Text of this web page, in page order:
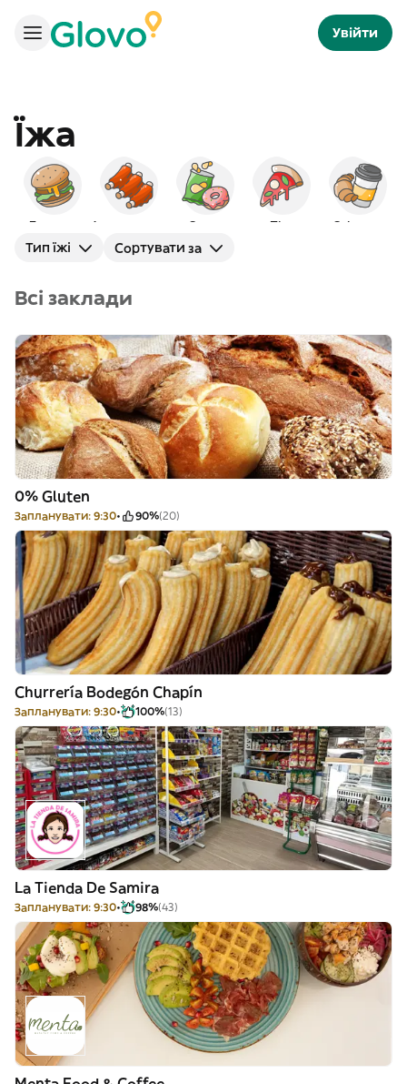
Увійти
Їжа
Бургери Снеки Піца Сніданок
Тип їжі Сортувати за
Всі заклади
0% Gluten
Запланувати: 9:30 90%(20)
Churrería Bodegón Chapín
Запланувати: 9:30 100%(13)
La Tienda De Samira
Запланувати: 9:30 98%(43)